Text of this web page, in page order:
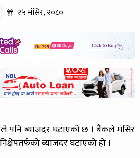
२५ मंसिर, २०८०
पनि ब्याजदर घटाएको छ । बैंकले मंसिर
ब्याजदर घटाएको हो ।